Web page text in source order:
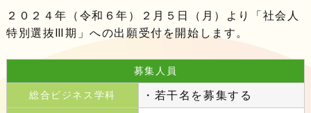
２０２４年（令和６年）２月５日（月）より「社会人
特別選抜Ⅲ期」への出願受付を開始します。
募集人員
総合ビジネス学科 ・若干名を募集する